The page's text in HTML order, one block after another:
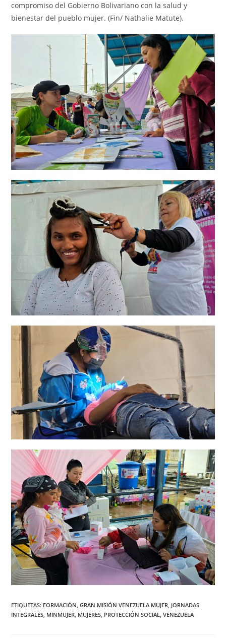
compromiso del Gobierno Bolivariano con la salud y
bienestar del pueblo mujer. (Fin/ Nathalie Matute).
ETIQUETAS: FORMACIÓN, GRAN MISIÓN VENEZUELA MUJER, JORNADAS
INTEGRALES, MINMUJER, MUJERES, PROTECCIÓN SOCIAL, VENEZUELA